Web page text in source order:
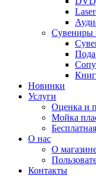
Сувениры
Новинки
Услуги
Оценка и
Мойка
О нас
О
Контакты